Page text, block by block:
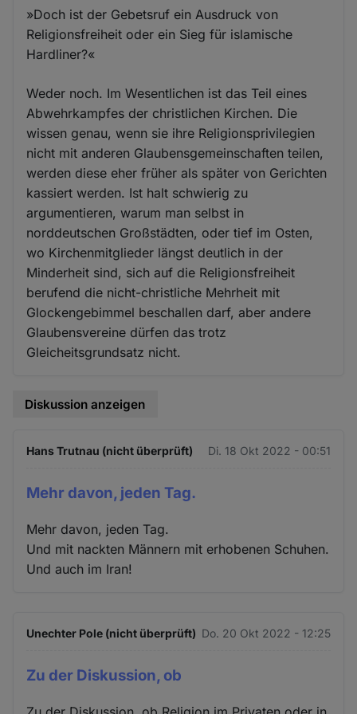
»Doch ist der Gebetsruf ein Ausdruck von
Religionsfreiheit oder ein Sieg für islamische
Hardliner?«
Weder noch. Im Wesentlichen ist das Teil eines
Abwehrkampfes der christlichen Kirchen. Die
wissen genau, wenn sie ihre Religionsprivilegien
nicht mit anderen Glaubensgemeinschaften teilen,
werden diese eher früher als später von Gerichten
kassiert werden. Ist halt schwierig zu
argumentieren, warum man selbst in
norddeutschen Großstädten, oder tief im Osten,
wo Kirchenmitglieder längst deutlich in der
Minderheit sind, sich auf die Religionsfreiheit
berufend die nicht-christliche Mehrheit mit
Glockengebimmel beschallen darf, aber andere
Glaubensvereine dürfen das trotz
Gleicheitsgrundsatz nicht.
Diskussion anzeigen
Hans Trutnau (nicht überprüft) Di. 18 Okt 2022 - 00:51
Mehr davon, jeden Tag.
Mehr davon, jeden Tag.
Und mit nackten Männern mit erhobenen Schuhen.
Und auch im Iran!
Unechter Pole (nicht überprüft) Do. 20 Okt 2022 - 12:25
Zu der Diskussion, ob